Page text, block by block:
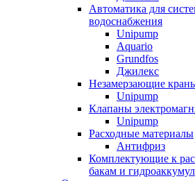
Автоматика для
водоснабжения
Unipump
Aquario
Grundfos
Джилекс
Незамерзающие
Unipump
Клапаны
Unipump
Расходные материалы
Антифриз
Комплектующие к
бакам и